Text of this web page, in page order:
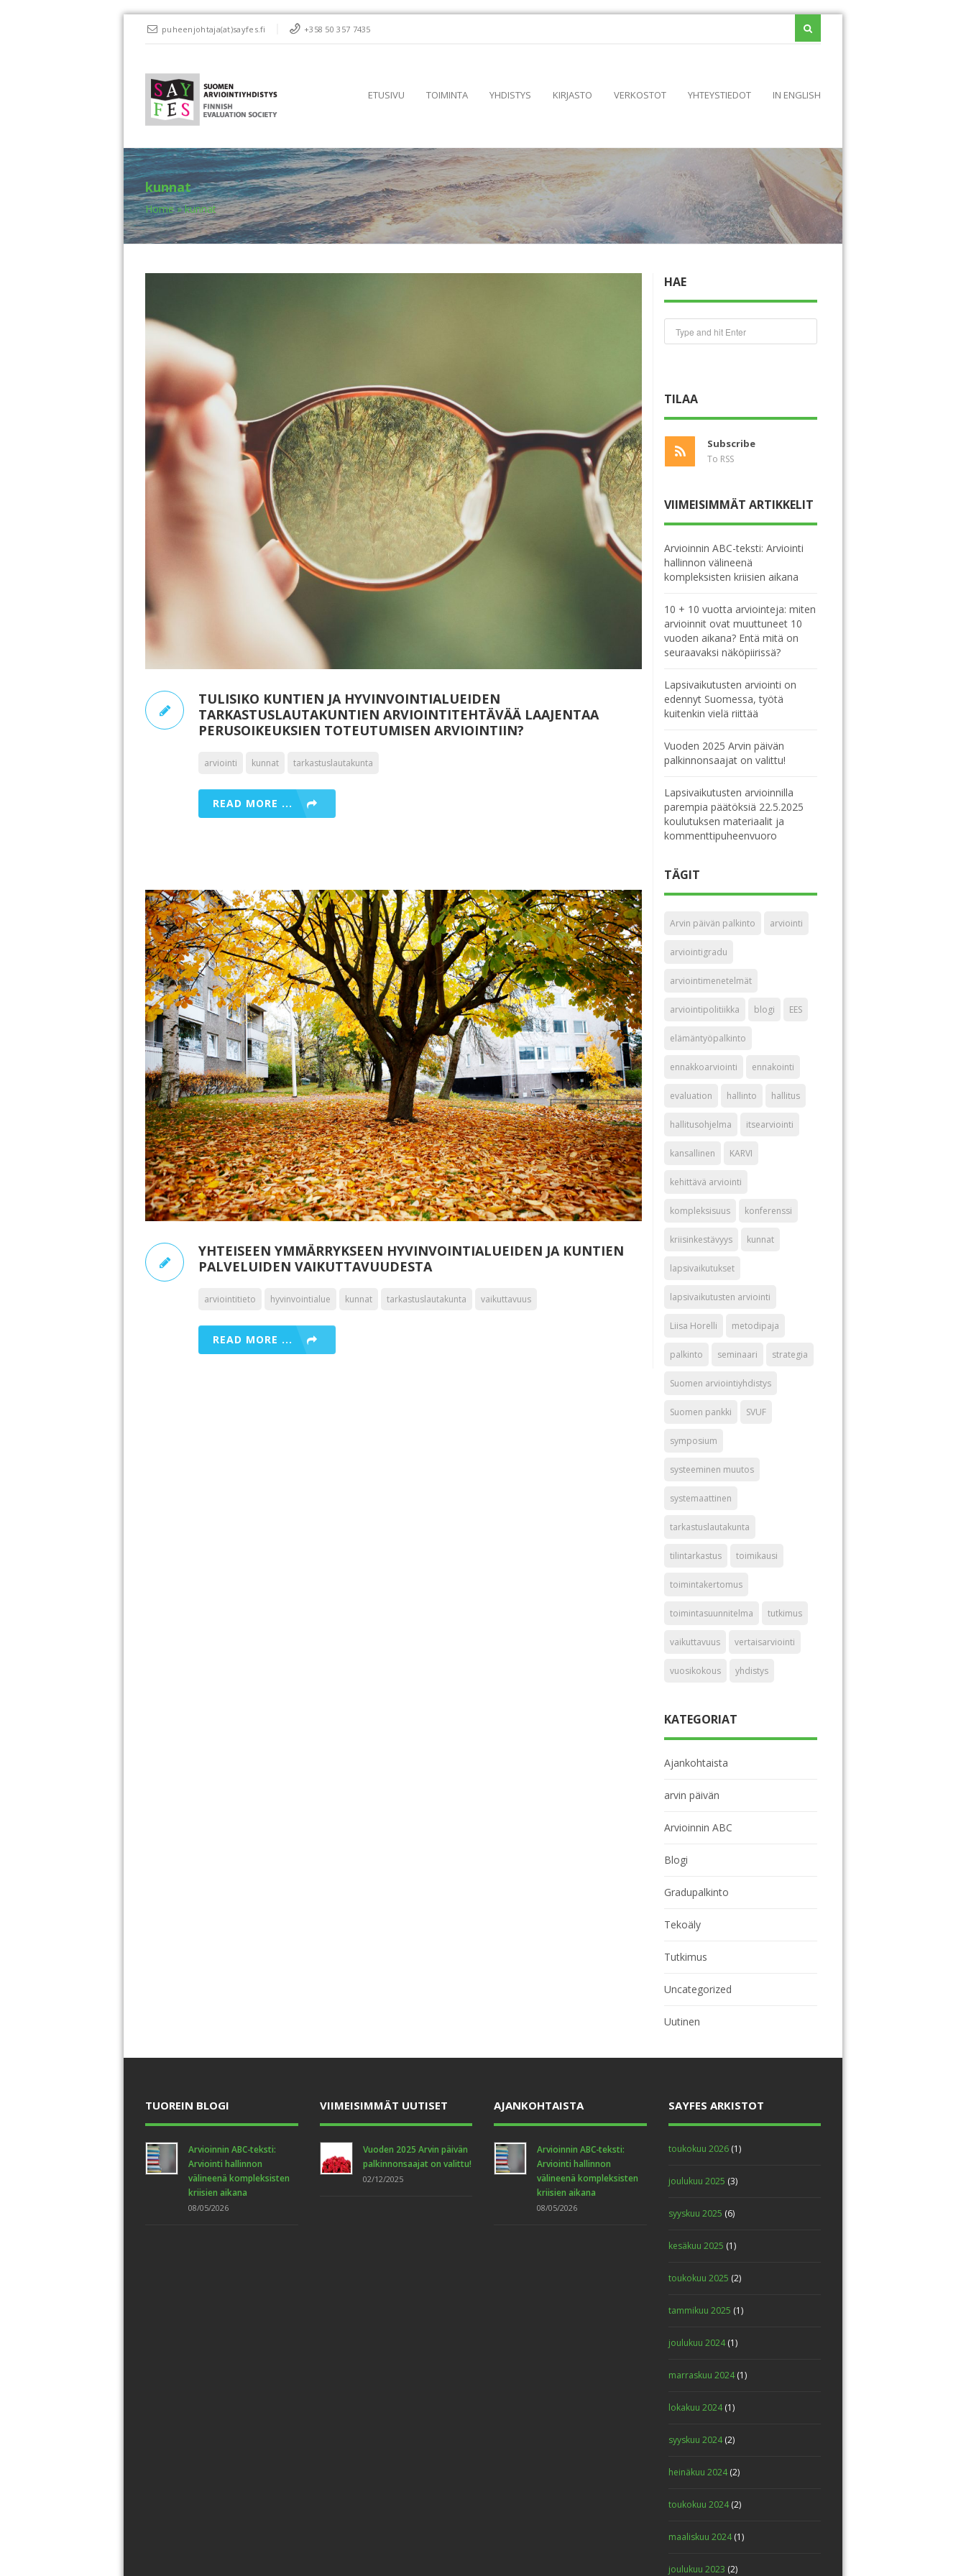
puheenjohtaja(at)sayfes.fi +358 50 357 7435
ETUSIVU TOIMINTA YHDISTYS KIRJASTO VERKOSTOT YHTEYSTIEDOT IN ENGLISH
kunnat
Home »kunnat
TULISIKO KUNTIEN JA HYVINVOINTIALUEIDEN
TARKASTUSLAUTAKUNTIEN ARVIOINTITEHTÄVÄÄ LAAJENTAA
PERUSOIKEUKSIEN TOTEUTUMISEN ARVIOINTIIN?
arviointi kunnat tarkastuslautakunta
READ MORE ...
YHTEISEEN YMMÄRRYKSEEN HYVINVOINTIALUEIDEN JA KUNTIEN
PALVELUIDEN VAIKUTTAVUUDESTA
arviointitieto hyvinvointialue kunnat tarkastuslautakunta vaikuttavuus
READ MORE ...
HAE
TILAA
Subscribe
To RSS
VIIMEISIMMÄT ARTIKKELIT
Arvioinnin ABC-teksti: Arviointi
hallinnon välineenä
kompleksisten kriisien aikana
10 + 10 vuotta arviointeja: miten
arvioinnit ovat muuttuneet 10
vuoden aikana? Entä mitä on
seuraavaksi näköpiirissä?
Lapsivaikutusten arviointi on
edennyt Suomessa, työtä
kuitenkin vielä riittää
Vuoden 2025 Arvin päivän
palkinnonsaajat on valittu!
Lapsivaikutusten arvioinnilla
parempia päätöksiä 22.5.2025
koulutuksen materiaalit ja
kommenttipuheenvuoro
TÄGIT
Arvin päivän palkinto arviointi
arviointigradu
arviointimenetelmät
arviointipolitiikka blogi EES
elämäntyöpalkinto
ennakkoarviointi ennakointi
evaluation hallinto hallitus
hallitusohjelma itsearviointi
kansallinen KARVI
kehittävä arviointi
kompleksisuus konferenssi
kriisinkestävyys kunnat
lapsivaikutukset
lapsivaikutusten arviointi
Liisa Horelli metodipaja
palkinto seminaari strategia
Suomen arviointiyhdistys
Suomen pankki SVUF
symposium
systeeminen muutos
systemaattinen
tarkastuslautakunta
tilintarkastus toimikausi
toimintakertomus
toimintasuunnitelma tutkimus
vaikuttavuus vertaisarviointi
vuosikokous yhdistys
KATEGORIAT
Ajankohtaista
arvin päivän
Arvioinnin ABC
Blogi
Gradupalkinto
Tekoäly
Tutkimus
Uncategorized
Uutinen
TUOREIN BLOGI
Arvioinnin ABC-teksti:
Arviointi hallinnon
välineenä kompleksisten
kriisien aikana
08/05/2026
VIIMEISIMMÄT UUTISET
Vuoden 2025 Arvin päivän
palkinnonsaajat on valittu!
02/12/2025
AJANKOHTAISTA
Arvioinnin ABC-teksti:
Arviointi hallinnon
välineenä kompleksisten
kriisien aikana
08/05/2026
SAYFES ARKISTOT
toukokuu 2026(1)
joulukuu 2025 (3)
syyskuu 2025 (6)
kesäkuu 2025 (1)
toukokuu 2025 (2)
tammikuu 2025 (1)
joulukuu 2024(1)
marraskuu 2024(1)
lokakuu 2024(1)
syyskuu 2024(2)
heinäkuu 2024(2)
toukokuu 2024(2)
maaliskuu 2024(1)
joulukuu 2023 (2)